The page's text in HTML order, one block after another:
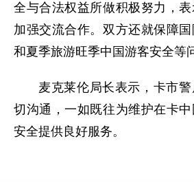
全与合法权益所做积极努力，
加强交流合作。双方还就保障
和夏季旅游旺季中国游客安全等
麦克莱伦局长表示，卡市
切沟通，一如既往为维护在卡
安全提供良好服务。